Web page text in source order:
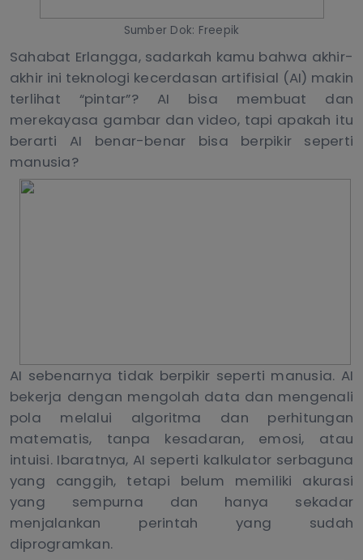
Sumber Dok: Freepik
Sahabat Erlangga, sadarkah kamu bahwa akhir-
akhir ini teknologi kecerdasan artifisial (AI) makin
terlihat “pintar”? AI bisa membuat dan
merekayasa gambar dan video, tapi apakah itu
berarti AI benar-benar bisa berpikir seperti
manusia?
AI sebenarnya tidak berpikir seperti manusia. AI
bekerja dengan mengolah data dan mengenali
pola melalui algoritma dan perhitungan
matematis, tanpa kesadaran, emosi, atau
intuisi. Ibaratnya, AI seperti kalkulator serbaguna
yang canggih, tetapi belum memiliki akurasi
yang sempurna dan hanya sekadar
menjalankan perintah yang sudah
diprogramkan.